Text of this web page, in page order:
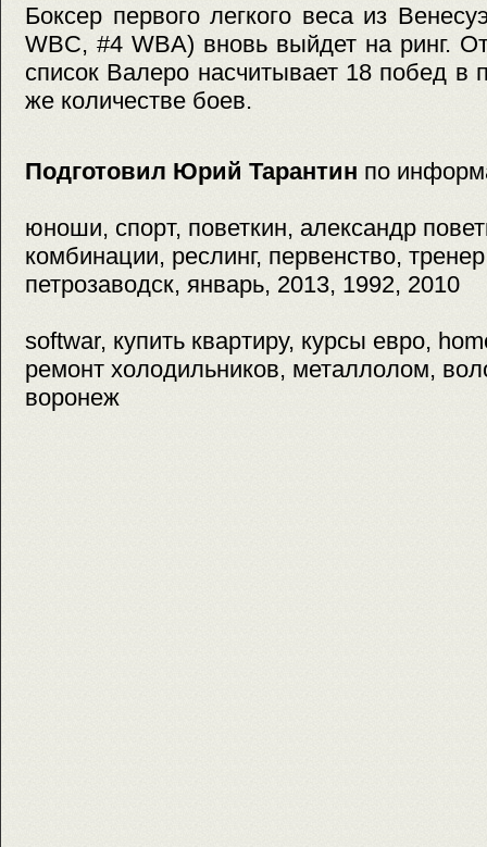
Боксер первого легкого веса из
WBC, #4 WBA) вновь выйдет на ринг.
список Валеро насчитывает 18 побед в
же количестве боев.
Подготовил Юрий Тарантин по
юноши, спорт, поветкин, александр
комбинации, реслинг, первенство,
петрозаводск, январь, 2013, 1992, 2010
softwar, купить квартиру, курсы евро,
ремонт холодильников, металлолом,
воронеж